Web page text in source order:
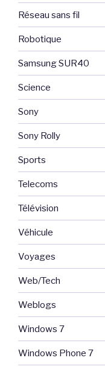
Réseau sans fil
Robotique
Samsung SUR40
Science
Sony
Sony Rolly
Sports
Telecoms
Télévision
Véhicule
Voyages
Web/Tech
Weblogs
Windows 7
Windows Phone 7